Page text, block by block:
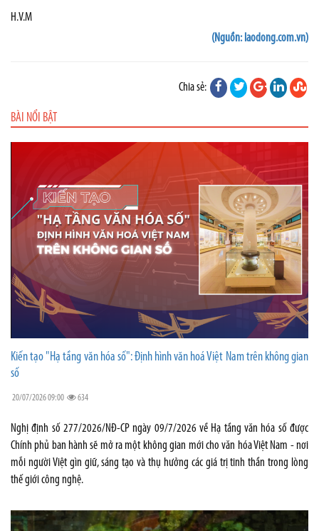
H.V.M
(Nguồn: laodong.com.vn)
Chia sẻ:
BÀI NỔI BẬT
Kiến tạo "Hạ tầng văn hóa số": Định hình văn hoá Việt Nam trên không gian
số
20/07/2026 09:00 634
Nghị định số 277/2026/NĐ-CP ngày 09/7/2026 về Hạ tầng văn hóa số được
Chính phủ ban hành sẽ mở ra một không gian mới cho văn hóa Việt Nam - nơi
mỗi người Việt gìn giữ, sáng tạo và thụ hưởng các giá trị tinh thần trong lòng
thế giới công nghệ.